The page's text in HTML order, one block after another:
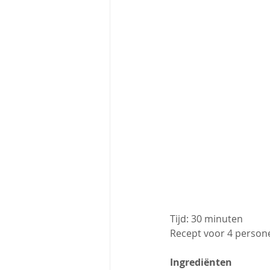
Tijd: 30 minuten
Recept voor 4
Ingrediënten